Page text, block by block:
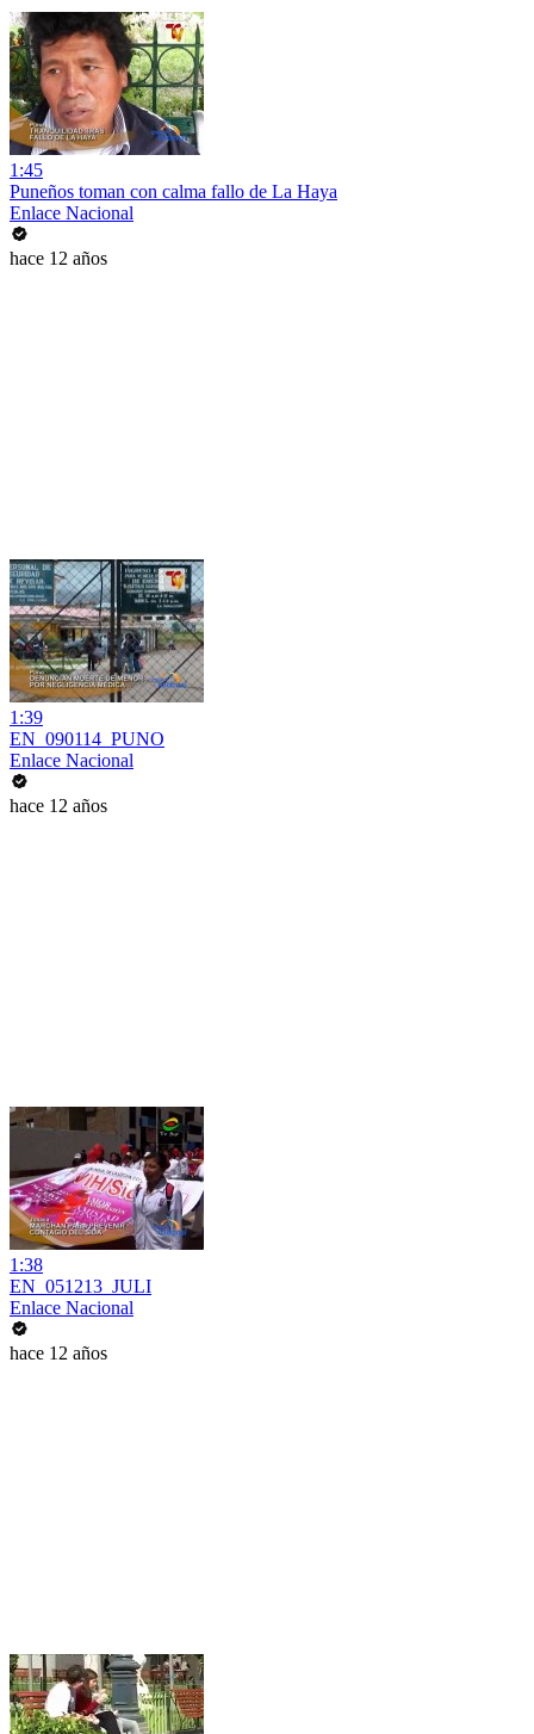
1:45
Puneños toman con calma fallo de La Haya
Enlace Nacional
hace 12 años
1:39
EN_090114_PUNO
Enlace Nacional
hace 12 años
1:38
EN_051213_JULI
Enlace Nacional
hace 12 años